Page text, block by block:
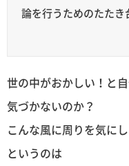
論を行うためのたたき
世の中がおかしい！と
気づかないのか？
こんな風に周りを気に
というのは